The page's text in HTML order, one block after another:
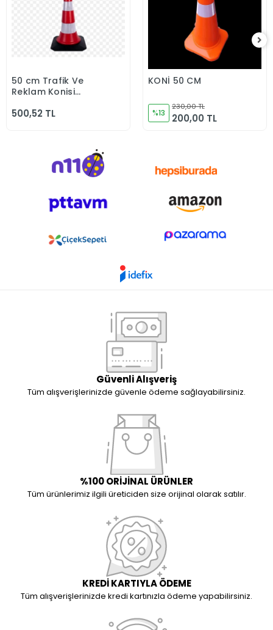
Sepete Ekle
50 cm Trafik Ve
Reklam Konisi
500,52 TL
Sepete Ekle
KONİ 50 CM
%13
230,00 TL
200,00 TL
Güvenli Alışveriş
Tüm alışverişlerinizde güvenle ödeme sağlayabilirsiniz.
%100 ORİJİNAL ÜRÜNLER
Tüm ürünlerimiz ilgili üreticiden size orijinal olarak satılır.
KREDİ KARTIYLA ÖDEME
Tüm alışverişlerinizde kredi kartınızla ödeme yapabilirsiniz.